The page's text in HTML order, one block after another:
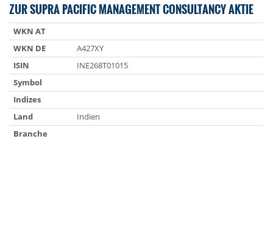
ZUR SUPRA PACIFIC MANAGEMENT CONSULTANCY AKTIE
WKN AT
WKN DE
A427XY
ISIN
INE268T01015
Symbol
Indizes
Land
Indien
Branche